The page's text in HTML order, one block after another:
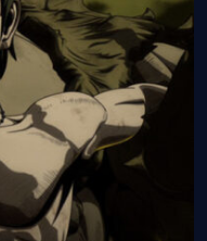
SERVICE
ออนไลน์
ะนำรายการทีวี
เมะ
ตารางออกอากาศอนิ
เมะ (คืนนี้)
ตารางออกอากาศอนิ
เมะ